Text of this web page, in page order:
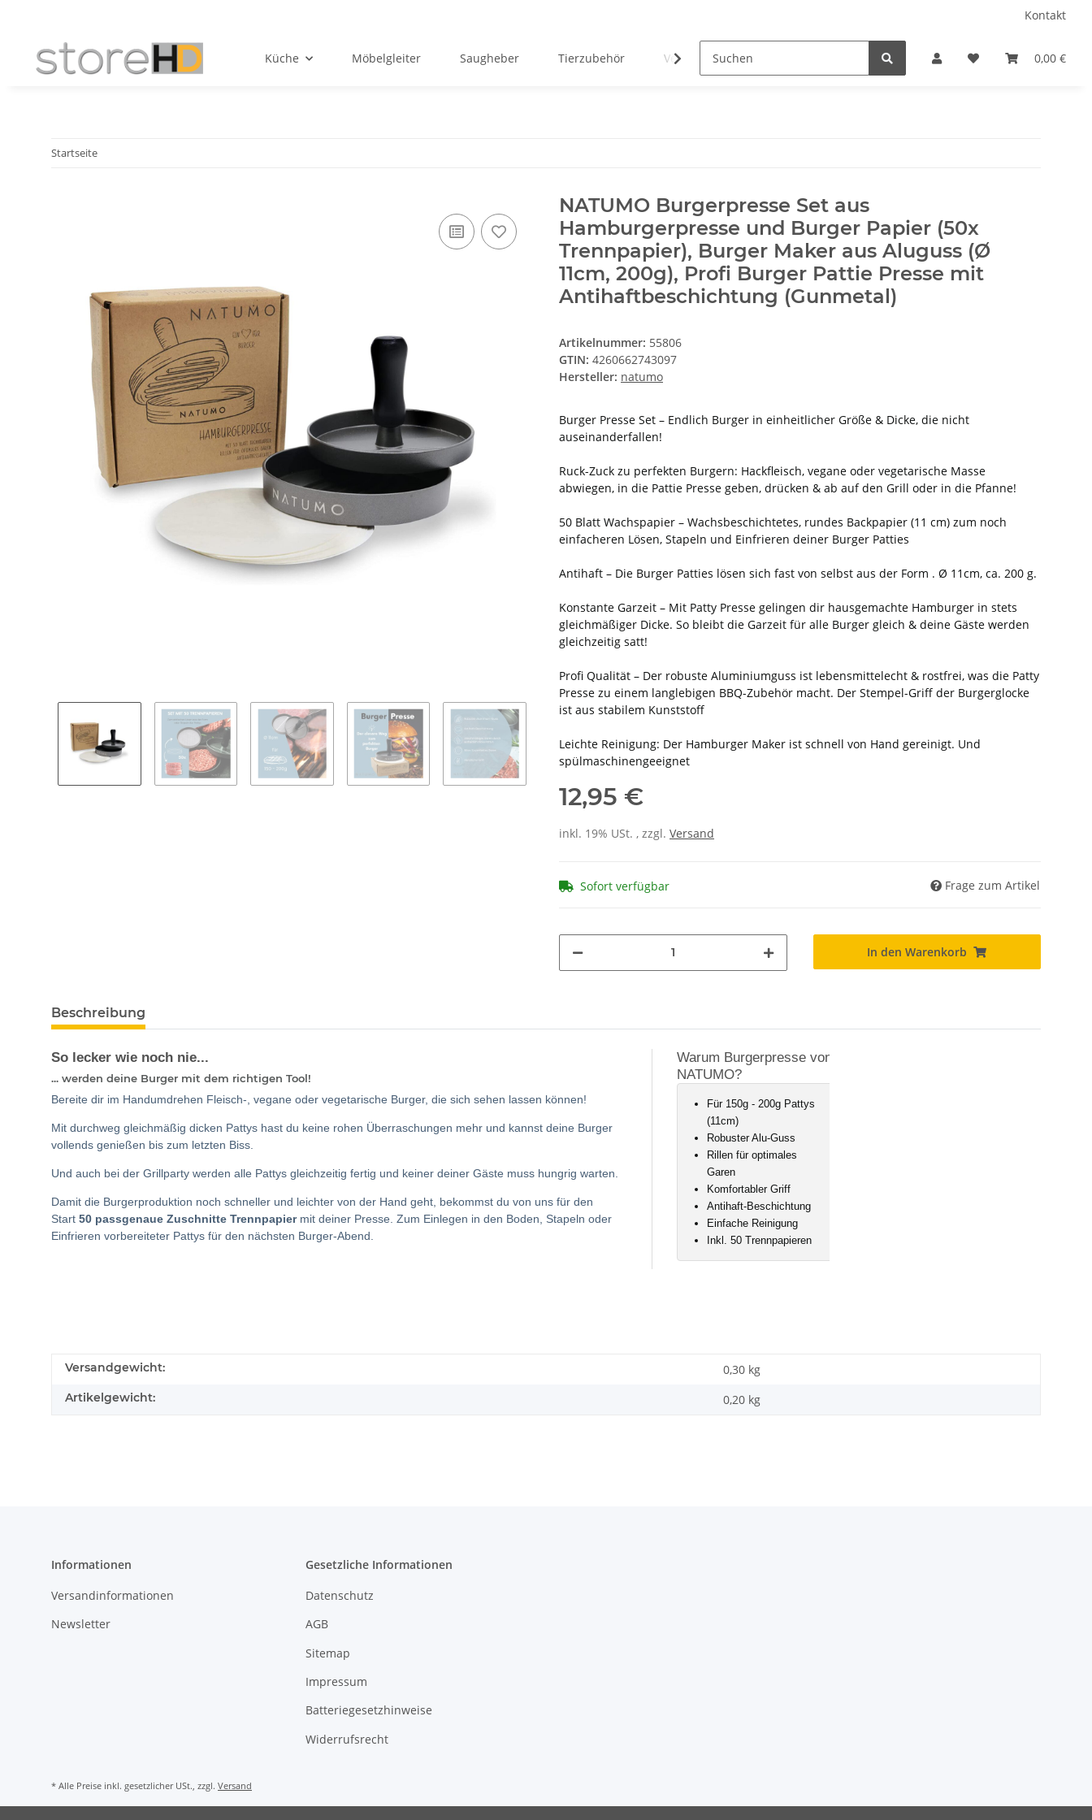
Kontakt
0,00 €
Küche Möbelgleiter Saugheber Tierzubehör Verreisen / Camping Sprühfarben Geschenkartikel
Startseite
NATUMO Burgerpresse Set aus
Hamburgerpresse und Burger Papier (50x
Trennpapier), Burger Maker aus Aluguss (Ø
11cm, 200g), Profi Burger Pattie Presse mit
Antihaftbeschichtung (Gunmetal)
Artikelnummer: 55806
GTIN: 4260662743097
Hersteller: natumo
Burger Presse Set – Endlich Burger in einheitlicher Größe & Dicke, die nicht
auseinanderfallen!
Ruck-Zuck zu perfekten Burgern: Hackfleisch, vegane oder vegetarische Masse
abwiegen, in die Pattie Presse geben, drücken & ab auf den Grill oder in die Pfanne!
50 Blatt Wachspapier – Wachsbeschichtetes, rundes Backpapier (11 cm) zum noch
einfacheren Lösen, Stapeln und Einfrieren deiner Burger Patties
Antihaft – Die Burger Patties lösen sich fast von selbst aus der Form . Ø 11cm, ca. 200 g.
Konstante Garzeit – Mit Patty Presse gelingen dir hausgemachte Hamburger in stets
gleichmäßiger Dicke. So bleibt die Garzeit für alle Burger gleich & deine Gäste werden
gleichzeitig satt!
Profi Qualität – Der robuste Aluminiumguss ist lebensmittelecht & rostfrei, was die Patty
Presse zu einem langlebigen BBQ-Zubehör macht. Der Stempel-Griff der Burgerglocke
ist aus stabilem Kunststoff
Leichte Reinigung: Der Hamburger Maker ist schnell von Hand gereinigt. Und
spülmaschinengeeignet
12,95 €
inkl. 19% USt. , zzgl. Versand
Sofort verfügbar Frage zum Artikel
In den Warenkorb
Beschreibung
So lecker wie noch nie...
... werden deine Burger mit dem richtigen Tool!
Bereite dir im Handumdrehen Fleisch-, vegane oder vegetarische Burger, die sich sehen lassen können!
Mit durchweg gleichmäßig dicken Pattys hast du keine rohen Überraschungen mehr und kannst deine Burger
vollends genießen bis zum letzten Biss.
Und auch bei der Grillparty werden alle Pattys gleichzeitig fertig und keiner deiner Gäste muss hungrig warten.
Damit die Burgerproduktion noch schneller und leichter von der Hand geht, bekommst du von uns für den
Start 50 passgenaue Zuschnitte Trennpapier mit deiner Presse. Zum Einlegen in den Boden, Stapeln oder
Einfrieren vorbereiteter Pattys für den nächsten Burger-Abend.
Warum Burgerpresse von
NATUMO?
Für 150g - 200g Pattys
(11cm)
Robuster Alu-Guss
Rillen für optimales
Garen
Komfortabler Griff
Antihaft-Beschichtung
Einfache Reinigung
Inkl. 50 Trennpapieren
Versandgewicht: 0,30 kg
Artikelgewicht: 0,20 kg
Informationen
Versandinformationen
Newsletter
Gesetzliche Informationen
Datenschutz
AGB
Sitemap
Impressum
Batteriegesetzhinweise
Widerrufsrecht
* Alle Preise inkl. gesetzlicher USt., zzgl. Versand